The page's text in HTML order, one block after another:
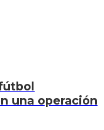
una operación